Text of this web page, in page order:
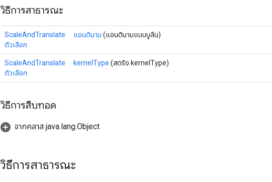
วิธีการสาธารณะ
ScaleAndTranslate
ตัวเลือก
แอนตินาม (แอนตินามแบบบูลีน)
ScaleAndTranslate
ตัวเลือก
kernelType (สตริง kernelType)
วิธีการสืบทอด
จากคลาส java.lang.Object
วิธีการสาธารณะ